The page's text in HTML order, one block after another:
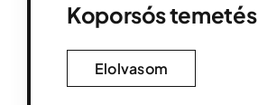
Koporsós temetés
Elolvasom